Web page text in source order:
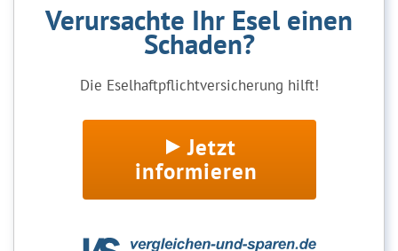
Verursachte Ihr Esel einen
Schaden?
Die Eselhaftpflichtversicherung hilft!
Jetzt
informieren